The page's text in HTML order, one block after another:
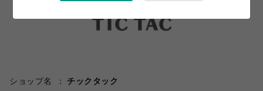
ショップ名
チックタック